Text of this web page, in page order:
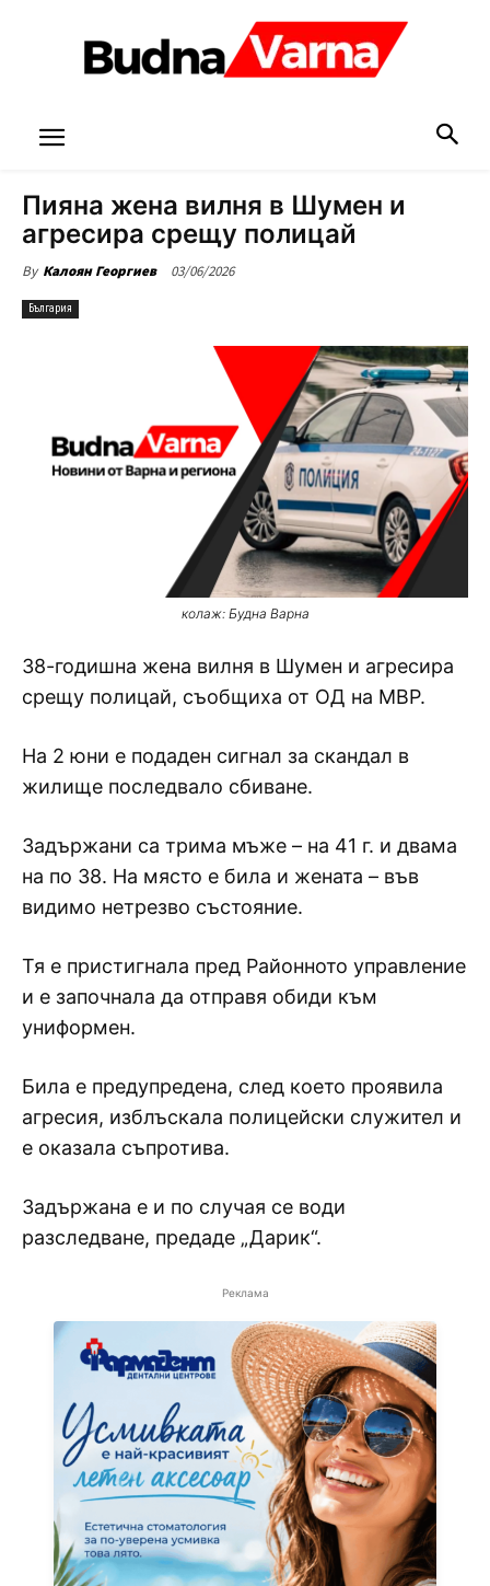
Пияна жена вилня в Шумен и
агресира срещу полицай
By Калоян Георгиев 03/06/2026
България
колаж: Будна Варна
38-годишна жена вилня в Шумен и агресира
срещу полицай, съобщиха от ОД на МВР.
На 2 юни е подаден сигнал за скандал в
жилище последвало сбиване.
Задържани са трима мъже – на 41 г. и двама
на по 38. На място е била и жената – във
видимо нетрезво състояние.
Тя е пристигнала пред Районното управление
и е започнала да отправя обиди към
униформен.
Била е предупредена, след което проявила
агресия, изблъскала полицейски служител и
е оказала съпротива.
Задържана е и по случая се води
разследване, предаде „Дарик“.
Реклама